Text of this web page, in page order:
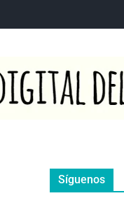
Síguenos